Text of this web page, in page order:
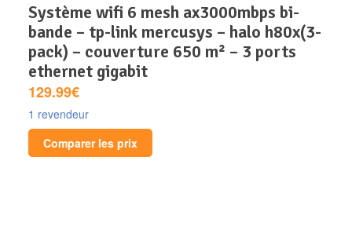
système wifi 6 mesh ax3000mbps bi-
bande – tp-link mercusys – halo h80x(3-
pack) – couverture 650 m² – 3 ports
ethernet gigabit
129.99€
1 revendeur
Comparer les prix